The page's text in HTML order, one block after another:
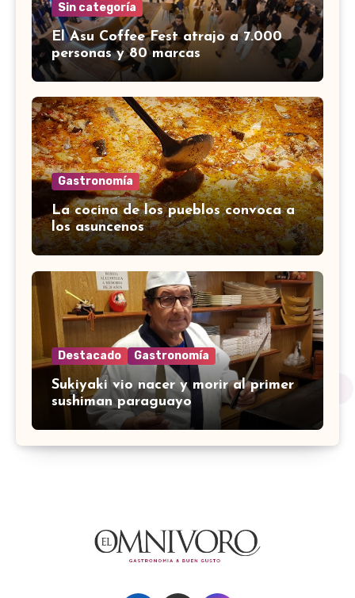
Sin categoría
El Asu Coffee Fest atrajo a 7.000
personas y 80 marcas
Gastronomía
La cocina de los pueblos convoca a
los asuncenos
Destacado Gastronomía
Sukiyaki vio nacer y morir al primer
sushiman paraguayo